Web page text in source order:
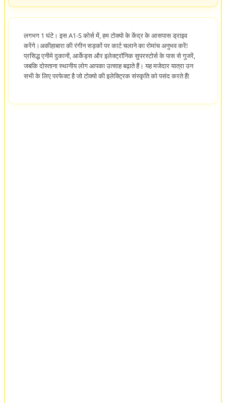
लगभग 1 घंटे। इस A1-S कोर्स में, हम टोक्यो के केंद्र के आसपास ड्राइव
करेंगे।अकीहाबारा की रंगीन सड़कों पर कार्ट चलाने का रोमांच अनुभव करें!
प्रसिद्ध एनीमे दुकानों, आर्केड्स और इलेक्ट्रॉनिक सुपरस्टोर्स के पास से गुजरें,
जबकि दोस्ताना स्थानीय लोग आपका उत्साह बढ़ाते हैं। यह मजेदार यात्रा उन
सभी के लिए परफेक्ट है जो टोक्यो की इलेक्ट्रिक संस्कृति को पसंद करते हैं!